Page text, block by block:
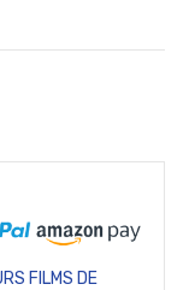
FILMS DE